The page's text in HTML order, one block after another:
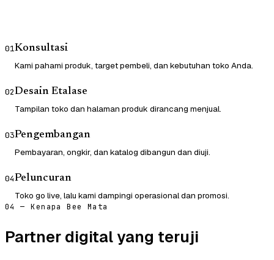
01Konsultasi
Kami pahami produk, target pembeli, dan kebutuhan toko Anda.
02Desain Etalase
Tampilan toko dan halaman produk dirancang menjual.
03Pengembangan
Pembayaran, ongkir, dan katalog dibangun dan diuji.
04Peluncuran
Toko go live, lalu kami dampingi operasional dan promosi.
04 — Kenapa Bee Mata
Partner digital yang teruji